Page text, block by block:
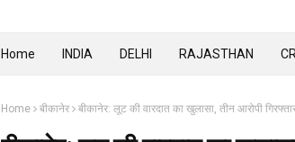
Home INDIA DELHI RAJASTHAN
Home बीकानेर बीकानेर: लूट की वारदात का खुलासा, तीन आरोपी